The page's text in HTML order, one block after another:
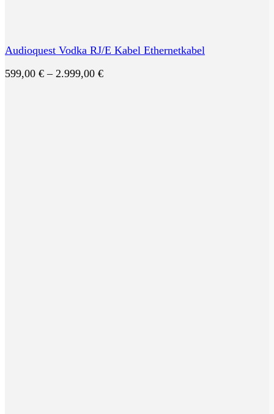
Audioquest Vodka RJ/E Kabel Ethernetkabel
599,00 € – 2.999,00 €Preisspanne: